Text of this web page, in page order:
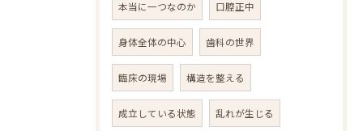
本当に一つなのか 口腔正中
身体全体の中心 歯科の世界
臨床の現場 構造を整える
成立している状態 乱れが生じる